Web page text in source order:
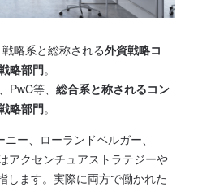
略系と総称される外資戦略コ
略部門。
等、 総合系と称されるコン
略部門。
ー、ローランドベルガー、
アクセンチュアストラテジーや
します。実際に両方で働かれた